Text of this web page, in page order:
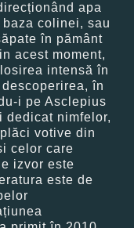
apa
colinei, sau
în pământ
acest moment,
intensă în
în
i pe Asclepius
dedicat nimfelor,
votive din
celor care
izvor este
este de